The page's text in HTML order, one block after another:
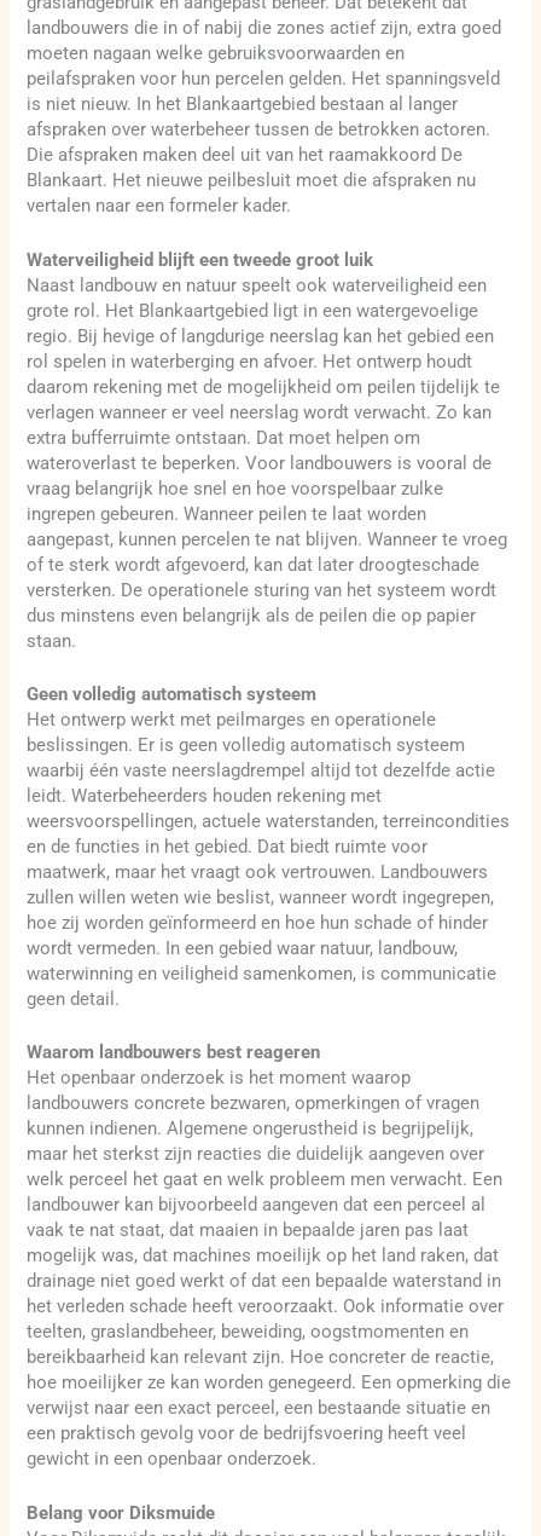
landbouwers die in of nabij die zones actief zijn, extra goed
moeten nagaan welke gebruiksvoorwaarden en
peilafspraken voor hun percelen gelden. Het spanningsveld
is niet nieuw. In het Blankaartgebied bestaan al langer
afspraken over waterbeheer tussen de betrokken actoren.
Die afspraken maken deel uit van het raamakkoord De
Blankaart. Het nieuwe peilbesluit moet die afspraken nu
vertalen naar een formeler kader.
Waterveiligheid blijft een tweede groot luik
Naast landbouw en natuur speelt ook waterveiligheid een
grote rol. Het Blankaartgebied ligt in een watergevoelige
regio. Bij hevige of langdurige neerslag kan het gebied een
rol spelen in waterberging en afvoer. Het ontwerp houdt
daarom rekening met de mogelijkheid om peilen tijdelijk te
verlagen wanneer er veel neerslag wordt verwacht. Zo kan
extra bufferruimte ontstaan. Dat moet helpen om
wateroverlast te beperken. Voor landbouwers is vooral de
vraag belangrijk hoe snel en hoe voorspelbaar zulke
ingrepen gebeuren. Wanneer peilen te laat worden
aangepast, kunnen percelen te nat blijven. Wanneer te vroeg
of te sterk wordt afgevoerd, kan dat later droogteschade
versterken. De operationele sturing van het systeem wordt
dus minstens even belangrijk als de peilen die op papier
staan.
Geen volledig automatisch systeem
Het ontwerp werkt met peilmarges en operationele
beslissingen. Er is geen volledig automatisch systeem
waarbij één vaste neerslagdrempel altijd tot dezelfde actie
leidt. Waterbeheerders houden rekening met
weersvoorspellingen, actuele waterstanden, terreincondities
en de functies in het gebied. Dat biedt ruimte voor
maatwerk, maar het vraagt ook vertrouwen. Landbouwers
zullen willen weten wie beslist, wanneer wordt ingegrepen,
hoe zij worden geïnformeerd en hoe hun schade of hinder
wordt vermeden. In een gebied waar natuur, landbouw,
waterwinning en veiligheid samenkomen, is communicatie
geen detail.
Waarom landbouwers best reageren
Het openbaar onderzoek is het moment waarop
landbouwers concrete bezwaren, opmerkingen of vragen
kunnen indienen. Algemene ongerustheid is begrijpelijk,
maar het sterkst zijn reacties die duidelijk aangeven over
welk perceel het gaat en welk probleem men verwacht. Een
landbouwer kan bijvoorbeeld aangeven dat een perceel al
vaak te nat staat, dat maaien in bepaalde jaren pas laat
mogelijk was, dat machines moeilijk op het land raken, dat
drainage niet goed werkt of dat een bepaalde waterstand in
het verleden schade heeft veroorzaakt. Ook informatie over
teelten, graslandbeheer, beweiding, oogstmomenten en
bereikbaarheid kan relevant zijn. Hoe concreter de reactie,
hoe moeilijker ze kan worden genegeerd. Een opmerking die
verwijst naar een exact perceel, een bestaande situatie en
een praktisch gevolg voor de bedrijfsvoering heeft veel
gewicht in een openbaar onderzoek.
Belang voor Diksmuide